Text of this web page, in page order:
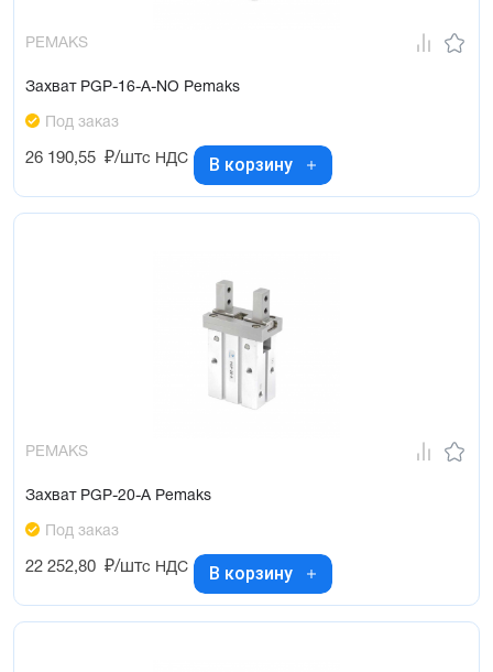
PEMAKS
Захват PGP-16-A-NO Pemaks
Под заказ
26 190,55 ₽/штс НДС В корзину
PEMAKS
Захват PGP-20-A Pemaks
Под заказ
22 252,80 ₽/штс НДС В корзину